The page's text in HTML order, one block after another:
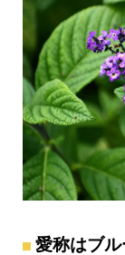
愛称はブ